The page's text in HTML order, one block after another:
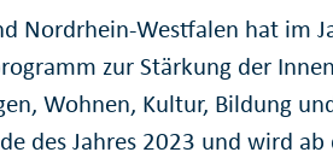
Nordrhein-Westfalen hat im
zur Stärkung der
Wohnen, Kultur, Bildung
des Jahres 2023 und wird